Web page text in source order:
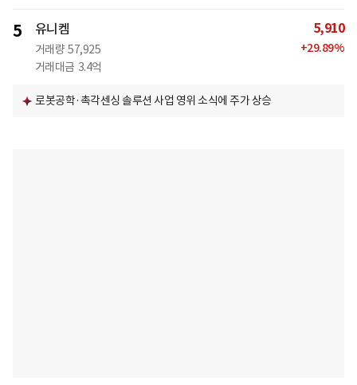
5 유니켐
거래량 57,925
거래대금 3.4억
5,910
+29.89%
로봇공학·촉각센싱 솔루션 사업 영위 소식에 주가 상승